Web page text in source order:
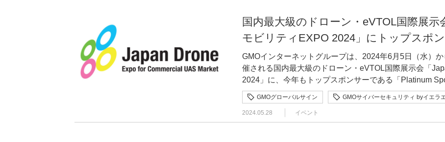
イブラリOpen Quantum Safe(liboqs): OpenSSL 3系向け
ライブラリwolfSSL: 組み込み機器でよく使用されている暗号ライブラリ 最
ブラリであるOpenSSLが3.5になってPQC対応されて良
のは2点 PQC Hybrid暗号に対応していない(pure PQCのみ)(smime, cmsは対応済な一方で)タイム
スタンプ(ts)がPQCに対応していない OpenSSLのタイムスタンプはとても古いCMSベースじゃな
いPKCS#7ベースのコードでメンテされていんですよね
すが、なかなか対応されなそう。もう一点、PQC移行が
れているW3C Web Cryptographyです。OpenID系の方々
い、そのPQC対応が見えないのでちょっと心配しています。 世の中にあふれるPQC移行ガ
害住宅の建設に適した場所をドローンで上空から探す、と
したドローンは、現在日本で38万機が登録されていると
ンが実際に使われていると山本氏は話します。 図2 新制度等の運用状況 現行の政府の規制で
は、有人地帯での補助者なし目視外飛行を可能とするレ
道路横断時の知一停止）をおこなった目視外飛行が可能
ハードルが高いため、「レベル3.5」という新たな制度も設けられまし
外飛行（レベル3飛行）の事業化に向けた改革 これによって、「道路を横切るときに見張りが必
要だった」という状況から、ドローンのカメラで確認す
ス」が整備されるそうで、実際に空飛ぶクルマの運行が予定されていま
題されたこれらの取り組みは「Japan Drone 2024」でも
ていました。万博をマイルストーンに「空」への注目度
「空飛ぶクルマ」の実証飛行を大阪府で行うなど「空の
です。 大盛況の「VR体験」、空飛ぶクルマが渋谷を飛ぶ GMOはインターネットグループなのに
なぜドローン？と思われるかもしれませんが、当社の出
点から「空の安全」の確立に向けて取り組んでいるのです。 今回、当社が出展したブースで
飛ぶクルマが社会実装された世界をVR映像で体験出来
ーセキュリティの技術を紹介する展示エリアとプレゼン
国内最大級のドローン・eVTOL国際展示
モビリティEXPO 2024」にトップスポ
GMOインターネットグループは、2024年6月5日（水）
催される国内最大級のドローン・eVTOL国際展示会「
2024」に、今年もトップスポンサーである「Platinum
ァレンス（パネルディスカッション）でのセキュリティ
では、VRでの空飛ぶクルマの飛行体験を通じて「空のセ
企画や、専門家によるパネルディスカッション等を予定しています。 Japan
GMOグローバルサイン GMOサイバーセキュリティ byイエラ
2024.05.28 イベント